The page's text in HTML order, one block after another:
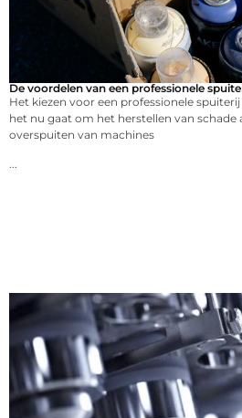
De voordelen van een professionele
Het kiezen voor een professionele
het nu gaat om het herstellen van schade
overspuiten van machines
...